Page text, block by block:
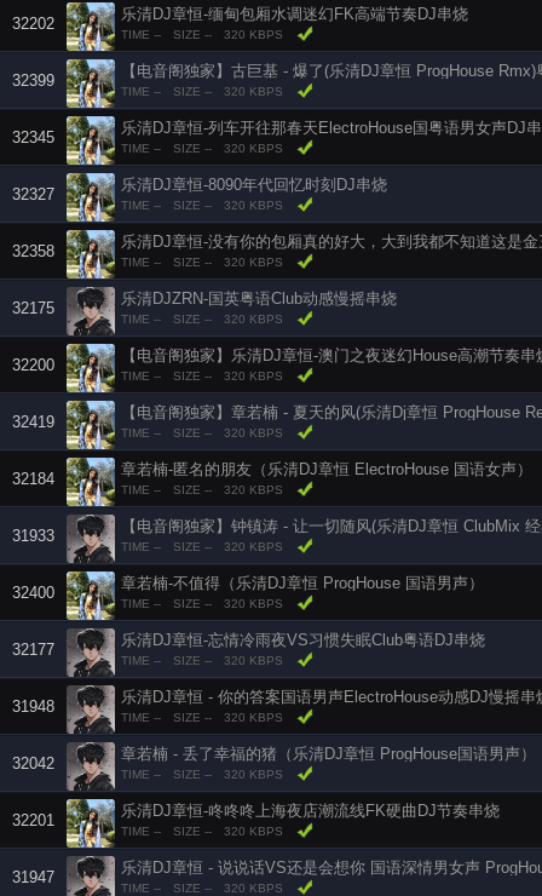
32202
乐清DJ章恒-缅甸包厢水调迷幻FK高端节奏DJ串烧
TIME -- SIZE -- 320 KBPS
32399
【电音阁独家】古巨基 - 爆了(乐清DJ章恒 ProgHouse Rmx)
TIME -- SIZE -- 320 KBPS
32345
乐清DJ章恒-列车开往那春天ElectroHouse国粤语男女声DJ
TIME -- SIZE -- 320 KBPS
32327
乐清DJ章恒-8090年代回忆时刻DJ串烧
TIME -- SIZE -- 320 KBPS
32358
TIME -- SIZE -- 320 KBPS
32175
乐清DJZRN-国英粤语Club动感慢摇串烧
TIME -- SIZE -- 320 KBPS
32200
【电音阁独家】乐清DJ章恒-澳门之夜迷幻House高潮节奏串
TIME -- SIZE -- 320 KBPS
32419
【电音阁独家】章若楠 - 夏天的风(乐清Dj章恒 ProgHouse
TIME -- SIZE -- 320 KBPS
32184
章若楠-匿名的朋友（乐清DJ章恒 ElectroHouse 国语女声）
TIME -- SIZE -- 320 KBPS
31933
【电音阁独家】钟镇涛 - 让一切随风(乐清DJ章恒 ClubMix
TIME -- SIZE -- 320 KBPS
32400
章若楠-不值得（乐清DJ章恒 ProgHouse 国语男声）
TIME -- SIZE -- 320 KBPS
32177
乐清DJ章恒-忘情冷雨夜VS习惯失眠Club粤语DJ串烧
TIME -- SIZE -- 320 KBPS
31948
乐清DJ章恒 - 你的答案国语男声ElectroHouse动感DJ慢摇串
TIME -- SIZE -- 320 KBPS
32042
章若楠 - 丢了幸福的猪（乐清DJ章恒 ProgHouse国语男声）
TIME -- SIZE -- 320 KBPS
32201
乐清DJ章恒-咚咚咚上海夜店潮流线FK硬曲DJ节奏串烧
TIME -- SIZE -- 320 KBPS
31947
乐清DJ章恒 - 说说话VS还是会想你 国语深情男女声
TIME -- SIZE -- 320 KBPS